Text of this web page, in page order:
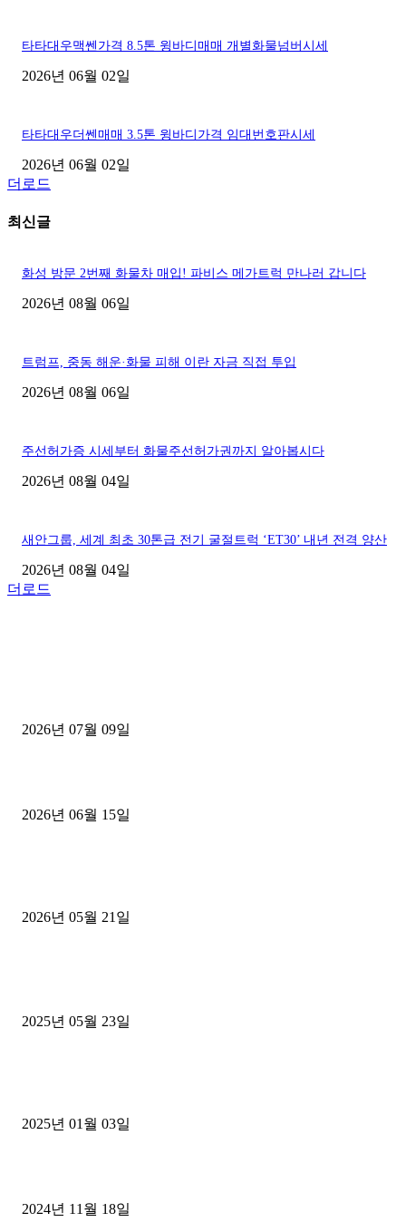
타타대우맥쎈가격 8.5톤 윙바디매매 개별화물넘버시세
2026년 06월 02일
타타대우더쎈매매 3.5톤 윙바디가격 임대번호판시세
2026년 06월 02일
더로드
최신글
화성 방문 2번째 화물차 매입! 파비스 메가트럭 만나러 갑니다
2026년 08월 06일
트럼프, 중동 해운·화물 피해 이란 자금 직접 투입
2026년 08월 06일
주선허가증 시세부터 화물주선허가권까지 알아봅시다
2026년 08월 04일
새안그룹, 세계 최초 30톤급 전기 굴절트럭 ‘ET30’ 내년 전격 양산
2026년 08월 04일
더로드
2026년 07월 09일
2026년 06월 15일
2026년 05월 21일
2025년 05월 23일
2025년 01월 03일
2024년 11월 18일